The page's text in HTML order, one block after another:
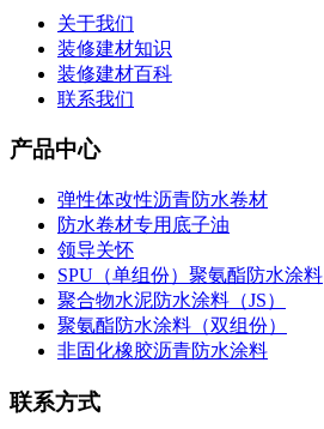
关于我们
装修建材知识
装修建材百科
联系我们
产品中心
弹性体改性沥青防水卷材
防水卷材专用底子油
领导关怀
SPU（单组份）聚氨酯防水涂料
聚合物水泥防水涂料（JS）
聚氨酯防水涂料（双组份）
非固化橡胶沥青防水涂料
联系方式